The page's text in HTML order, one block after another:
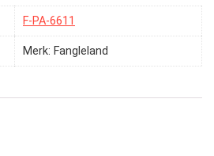
‎F-PA-6611
Merk: Fangleland